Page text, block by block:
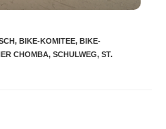
, BIKE-KOMITEE, BIKE-
CHOMBA, SCHULWEG, ST.